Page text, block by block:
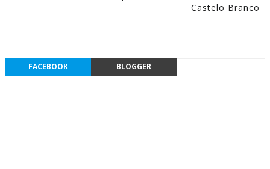
Castelo Branco
FACEBOOK BLOGGER